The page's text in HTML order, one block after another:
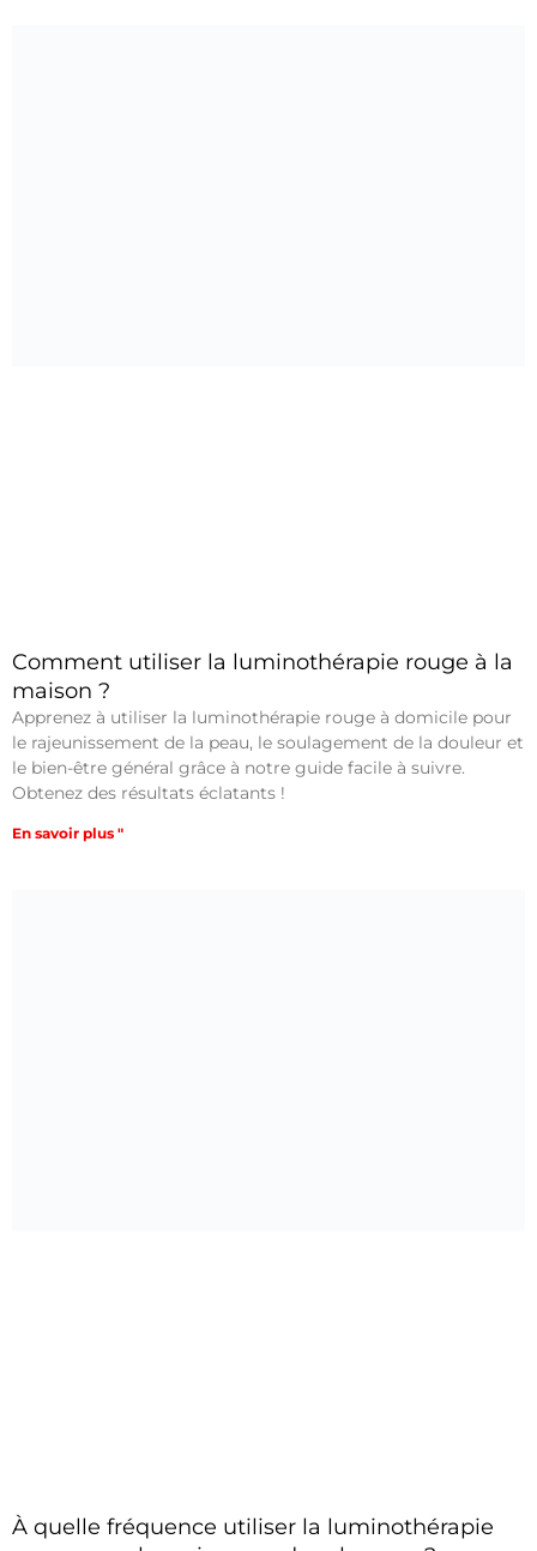
Comment utiliser la luminothérapie rouge à la
maison ?
Apprenez à utiliser la luminothérapie rouge à domicile pour
le rajeunissement de la peau, le soulagement de la douleur et
le bien-être général grâce à notre guide facile à suivre.
Obtenez des résultats éclatants !
En savoir plus "
À quelle fréquence utiliser la luminothérapie